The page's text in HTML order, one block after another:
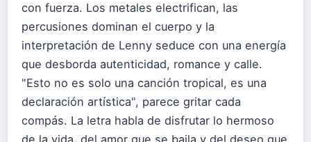
con fuerza. Los metales electrifican, las
percusiones dominan el cuerpo y la
interpretación de Lenny seduce con una energía
que desborda autenticidad, romance y calle.
"Esto no es solo una canción tropical, es una
declaración artística", parece gritar cada
compás. La letra habla de disfrutar lo hermoso